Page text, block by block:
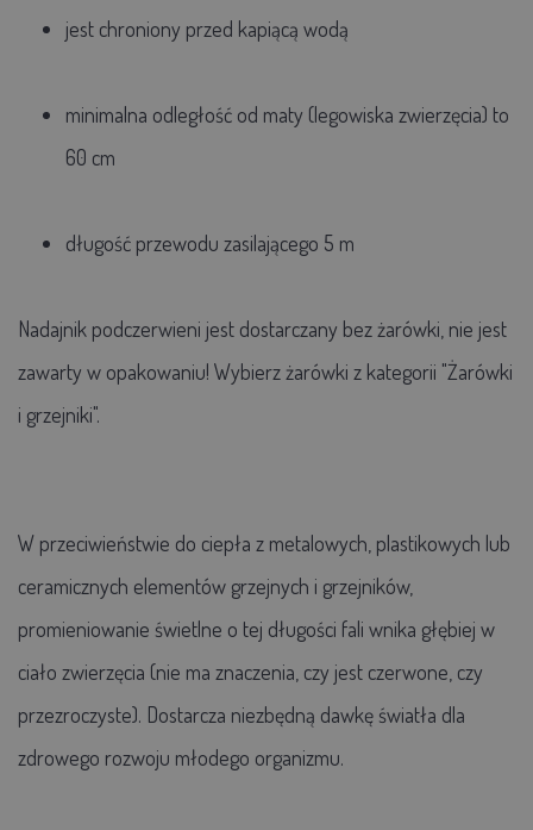
jest chroniony przed kapiącą wodą
minimalna odległość od maty (legowiska zwierzęcia) to
60 cm
długość przewodu zasilającego 5 m
Nadajnik podczerwieni jest dostarczany bez żarówki, nie jest
zawarty w opakowaniu! Wybierz żarówki z kategorii "Żarówki
i grzejniki".
W przeciwieństwie do ciepła z metalowych, plastikowych lub
ceramicznych elementów grzejnych i grzejników,
promieniowanie świetlne o tej długości fali wnika głębiej w
ciało zwierzęcia (nie ma znaczenia, czy jest czerwone, czy
przezroczyste). Dostarcza niezbędną dawkę światła dla
zdrowego rozwoju młodego organizmu.